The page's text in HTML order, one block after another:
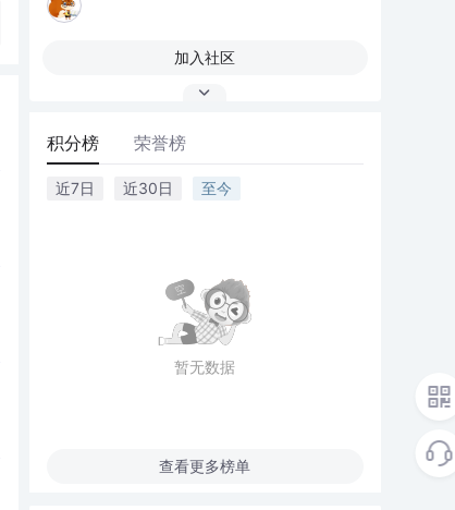
加入社区
积分榜 荣誉榜
近7日 近30日 至今
暂无数据
查看更多榜单